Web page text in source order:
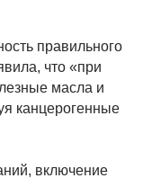
правильного
что «при
масла и
канцерогенные
включение